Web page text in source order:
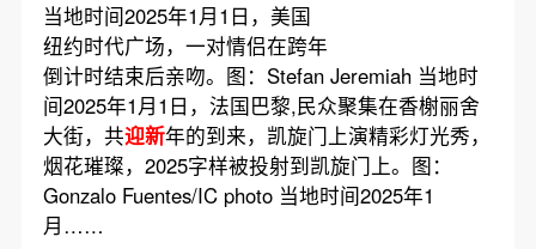
当地时间2025年1月1日，美国
纽约时代广场，一对情侣在跨年
倒计时结束后亲吻。图：Stefan Jeremiah 当地时
间2025年1月1日，法国巴黎,民众聚集在香榭丽舍
大街，共迎新年的到来，凯旋门上演精彩灯光秀，
烟花璀璨，2025字样被投射到凯旋门上。图：
Gonzalo Fuentes/IC photo 当地时间2025年1
月……